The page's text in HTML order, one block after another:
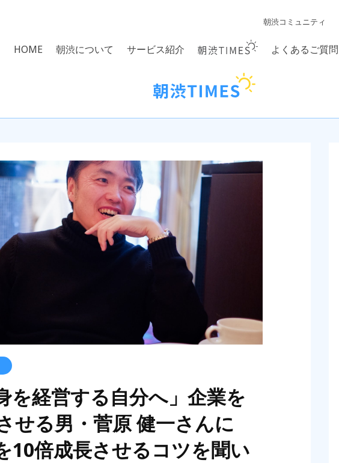
朝渋コミュニティ
HOME 朝渋について サービス紹介 よくあるご質問
を経営する自分へ」企業を
せる男・菅原 健一さんに
10倍成長させるコツを聞い